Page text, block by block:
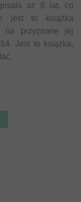
aż 8 lat, co
jest to książka
na przyznane jej
Jest to książka,